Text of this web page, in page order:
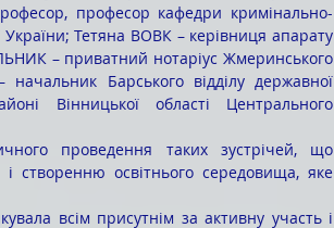
професор кафедри кримінально-
України; Тетяна ВОВК – керівниця апарату
– приватний нотаріус Жмеринського
Барського відділу державної
Вінницької області Центрального
створенню освітнього середовища, яке